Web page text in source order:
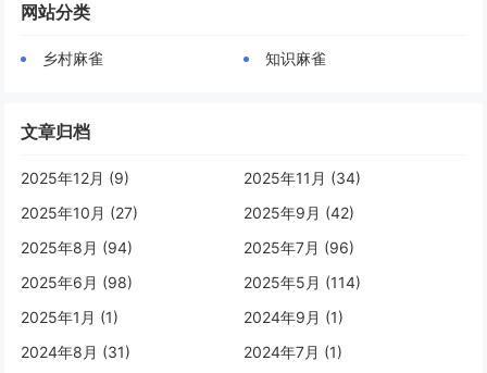
网站分类
乡村麻雀 知识麻雀
文章归档
2025年12月 (9)
2025年11月 (34)
2025年10月 (27)
2025年9月 (42)
2025年8月 (94)
2025年7月 (96)
2025年6月 (98)
2025年5月 (114)
2025年1月 (1)
2024年9月 (1)
2024年8月 (31)
2024年7月 (1)